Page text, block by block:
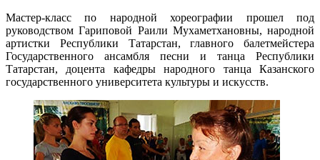
Мастер-класс по народной хореографии прошел под
руководством Гариповой Раили Мухаметхановны, народной
артистки Республики Татарстан, главного балетмейстера
Государственного ансамбля песни и танца Республики
Татарстан, доцента кафедры народного танца Казанского
государственного университета культуры и искусств.